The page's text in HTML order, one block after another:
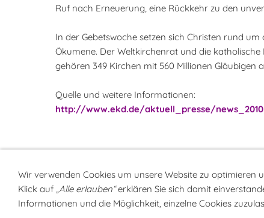
Ruf nach Erneuerung, eine Rückkehr zu den
In der Gebetswoche setzen sich Christen rund
Ökumene. Der Weltkirchenrat und die
gehören 349 Kirchen mit 560 Millionen Gläubigen
Quelle und weitere Informationen:
http://www.ekd.de/aktuell_presse/
Sitemap
Wir verwenden Cookies um unsere Website zu optimieren
Klick auf „Alle erlauben“erklären Sie sich damit
Informationen und die Möglichkeit, einzelne Cookies